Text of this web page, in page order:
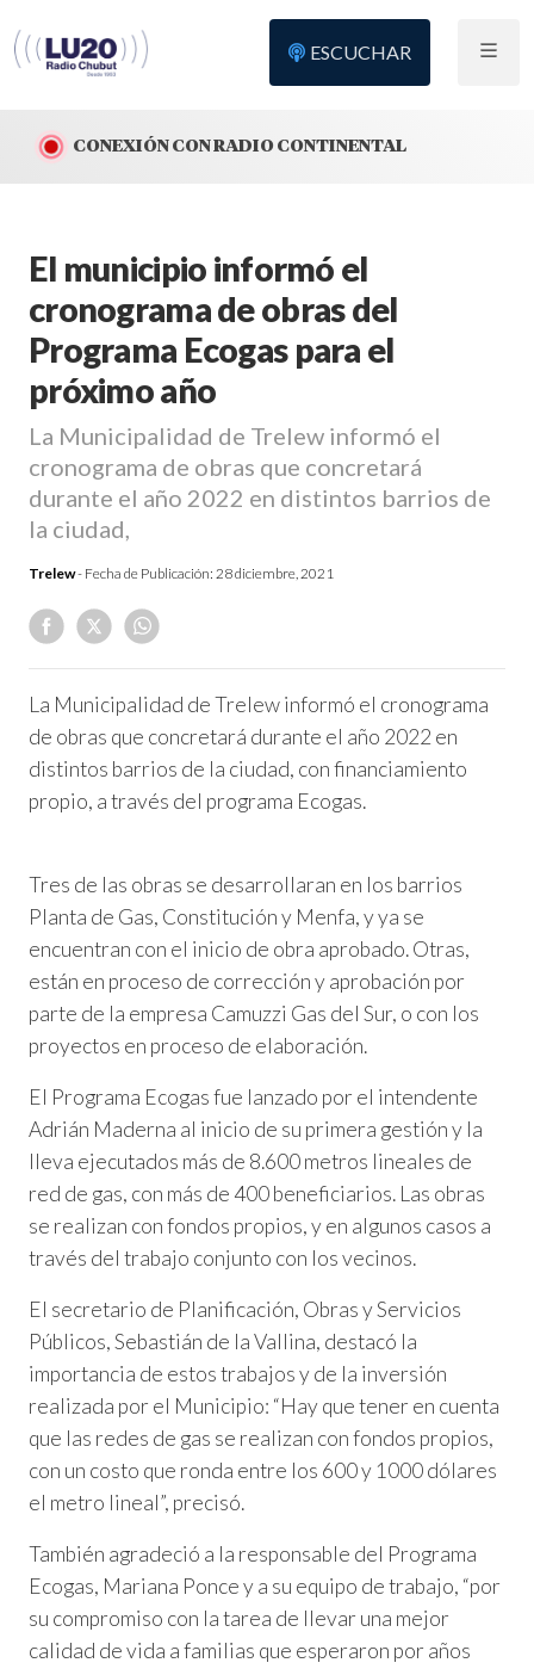
ESCUCHAR
CONEXIÓN CON RADIO CONTINENTAL
El municipio informó el
cronograma de obras del
Programa Ecogas para el
próximo año
La Municipalidad de Trelew informó el
cronograma de obras que concretará
durante el año 2022 en distintos barrios de
la ciudad,
Trelew- Fecha de Publicación: 28 diciembre, 2021
La Municipalidad de Trelew informó el cronograma
de obras que concretará durante el año 2022 en
distintos barrios de la ciudad, con financiamiento
propio, a través del programa Ecogas.
Tres de las obras se desarrollaran en los barrios
Planta de Gas, Constitución y Menfa, y ya se
encuentran con el inicio de obra aprobado. Otras,
están en proceso de corrección y aprobación por
parte de la empresa Camuzzi Gas del Sur, o con los
proyectos en proceso de elaboración.
El Programa Ecogas fue lanzado por el intendente
Adrián Maderna al inicio de su primera gestión y la
lleva ejecutados más de 8.600 metros lineales de
red de gas, con más de 400 beneficiarios. Las obras
se realizan con fondos propios, y en algunos casos a
través del trabajo conjunto con los vecinos.
El secretario de Planificación, Obras y Servicios
Públicos, Sebastián de la Vallina, destacó la
importancia de estos trabajos y de la inversión
realizada por el Municipio: “Hay que tener en cuenta
que las redes de gas se realizan con fondos propios,
con un costo que ronda entre los 600 y 1000 dólares
el metro lineal”, precisó.
También agradeció a la responsable del Programa
Ecogas, Mariana Ponce y a su equipo de trabajo, “por
su compromiso con la tarea de llevar una mejor
calidad de vida a familias que esperaron por años